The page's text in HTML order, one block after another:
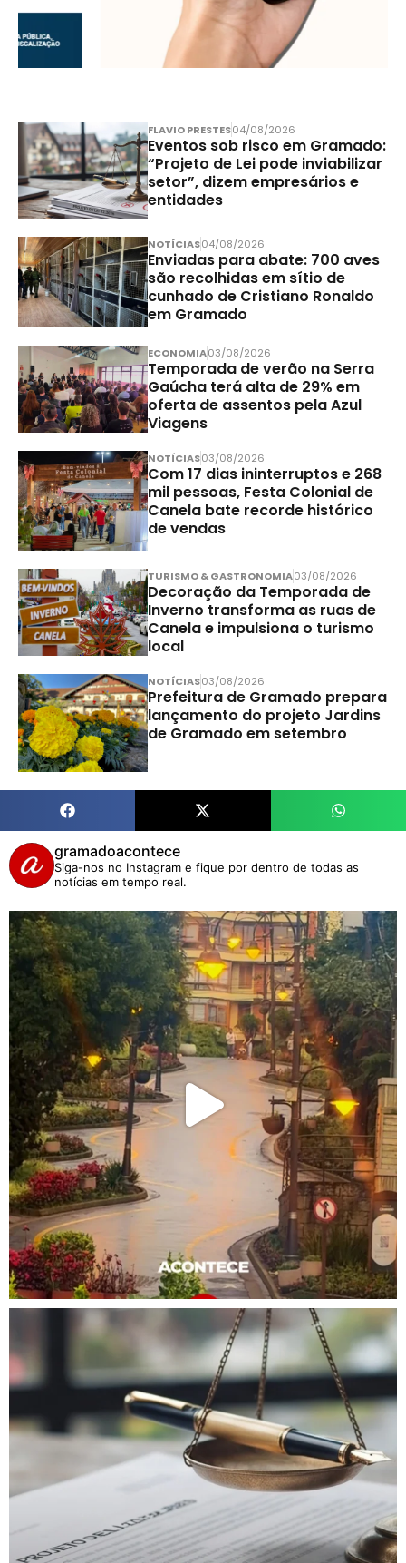
FLAVIO PRESTES04/08/2026
Eventos sob risco em Gramado:
“Projeto de Lei pode inviabilizar
setor”, dizem empresários e
entidades
NOTÍCIAS04/08/2026
Enviadas para abate: 700 aves
são recolhidas em sítio de
cunhado de Cristiano Ronaldo
em Gramado
ECONOMIA03/08/2026
Temporada de verão na Serra
Gaúcha terá alta de 29% em
oferta de assentos pela Azul
Viagens
NOTÍCIAS03/08/2026
Com 17 dias ininterruptos e 268
mil pessoas, Festa Colonial de
Canela bate recorde histórico
de vendas
TURISMO & GASTRONOMIA03/08/2026
Decoração da Temporada de
Inverno transforma as ruas de
Canela e impulsiona o turismo
local
NOTÍCIAS03/08/2026
Prefeitura de Gramado prepara
lançamento do projeto Jardins
de Gramado em setembro
gramadoacontece
Siga-nos no Instagram e fique por dentro de todas as
notícias em tempo real.